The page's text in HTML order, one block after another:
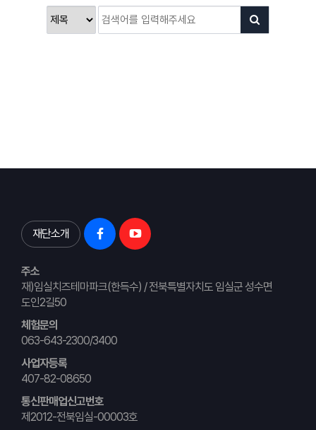
재단소개
주소
재)임실치즈테마파크(한득수) / 전북특별자치도 임실군 성수면
도인2길50
체험문의
063-643-2300/3400
사업자등록
407-82-08650
통신판매업신고번호
제2012-전북임실-00003호